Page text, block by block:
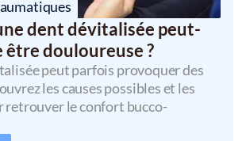
dent dévitalisée peut-
être douloureuse ?
peut parfois provoquer des
les causes possibles et les
retrouver le confort bucco-